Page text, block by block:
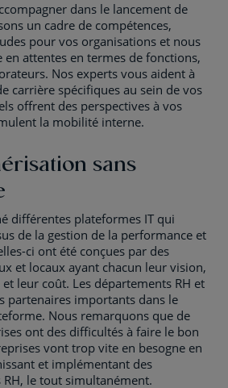
dans le lancement de
un cadre de compétences,
pour vos organisations et nous
en attentes en termes de fonctions,
Nos experts vous aident à
carrière spécifiques au sein de vos
offrent des perspectives à vos
la mobilité interne.
sans
différentes plateformes IT qui
de la gestion de la performance et
ci ont été conçues par des
et locaux ayant chacun leur vision,
leur coût. Les départements RH et
partenaires importants dans le
Nous remarquons que de
ont des difficultés à faire le bon
vont trop vite en besogne en
et implémentant des
le tout simultanément.